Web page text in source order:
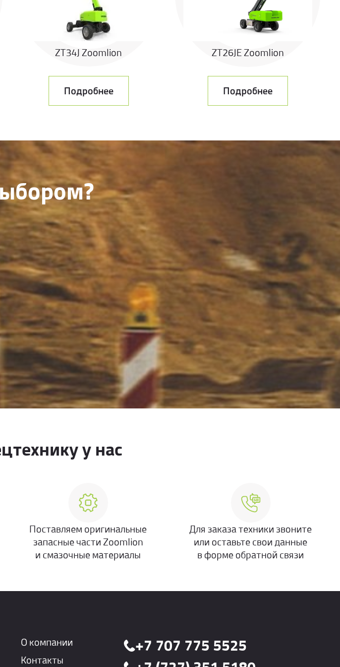
ZT34J Zoomlion
Подробнее
ZT26JE Zoomlion
Подробнее
у нас
Поставляем оригинальные
запасные части Zoomlion
и смазочные материалы
Для заказа техники звоните
или оставьте свои данные
в форме обратной связи
О компании
Контакты
+7 707 775 5525